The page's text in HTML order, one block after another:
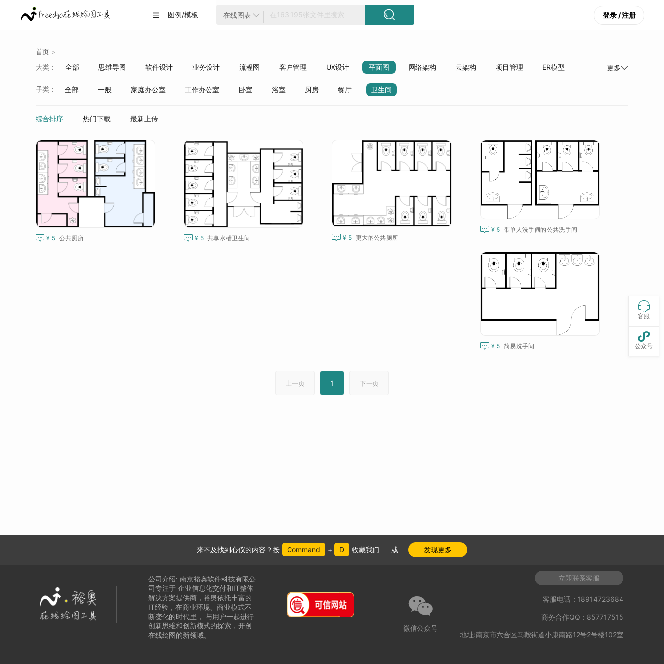
 图例/模板 
在线图表  登录 / 注册
首页 >
大类： 全部 思维导图 软件设计 业务设计 流程图 客户管理 UX设计 平面图 网络架构 云架构 项目管理
ER模型
行业分类
更多
子类： 全部 一般 家庭办公室 工作办公室 卧室 浴室 厨房 餐厅 卫生间
综合排序 热门下载 最新上传
 ¥ 5 公共厕所  ¥ 5 共享水槽卫生间  ¥ 5 更大的公共厕所
 ¥ 5 带单人洗手间的公共洗手间
 ¥ 5 简易洗手间
上一页 1 下一页
来不及找到心仪的内容？按 Command + D 收藏我们 或 发现更多
公司介绍:南京裕奥软件科技有限公
司专注于 企业信息化交付和IT整体
解决方案提供商，裕奥依托丰富的
IT经验，在商业环境、商业模式不
断变化的时代里，
与用户一起进行
创新思维和创新模式的探索，开创
在线绘图的新领域。

微信公众号
立即联系客服
客服电话：18914723684
商务合作QQ：857717515
地址:南京市六合区马鞍街道小康南路12号2号楼102室

客服

公众号